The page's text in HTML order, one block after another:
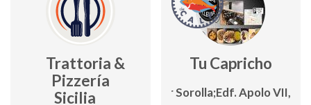
Trattoria &
Pizzería
Sicilia
Tu Capricho
C/ Pintor Sorolla;Edf. Apolo VII,